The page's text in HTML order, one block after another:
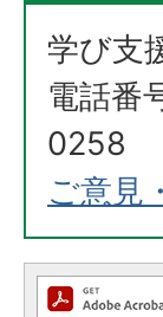
学び支
電話
0258
ご意見